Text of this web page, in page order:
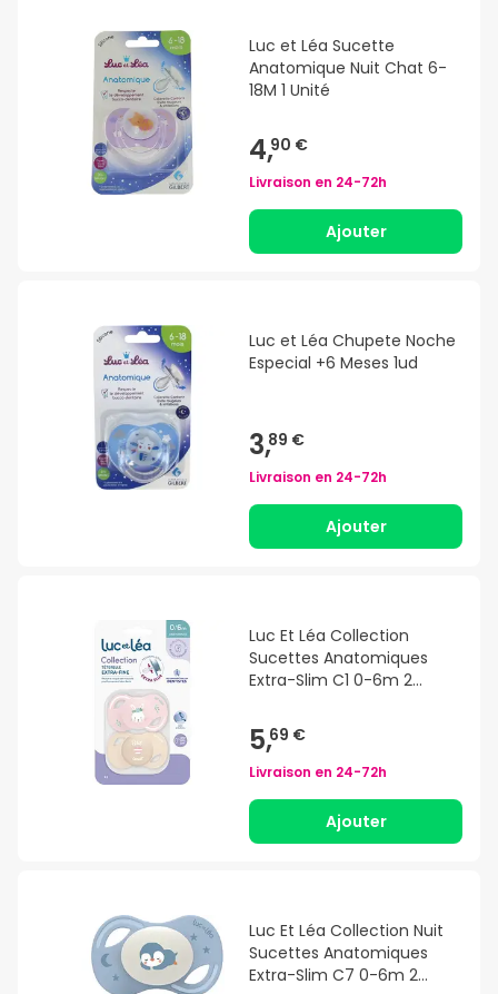
Luc et Léa Sucette
Anatomique Nuit Chat 6-
18M 1 Unité
4,90 €
Livraison en 24-72h
Ajouter
Luc et Léa Chupete Noche
Especial +6 Meses 1ud
3,89 €
Livraison en 24-72h
Ajouter
Luc Et Léa Collection
Sucettes Anatomiques
Extra-Slim C1 0-6m 2
5,69 €
Livraison en 24-72h
Ajouter
Luc Et Léa Collection Nuit
Sucettes Anatomiques
Extra-Slim C7 0-6m 2